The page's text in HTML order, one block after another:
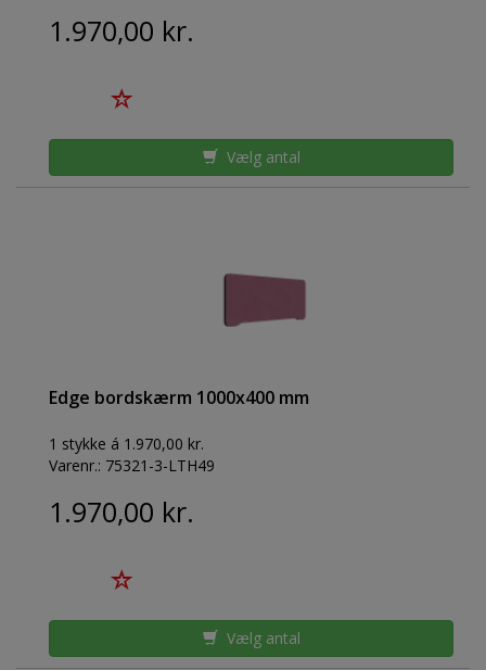
1.970,00 kr.
Vælg antal
Edge bordskærm 1000x400 mm
1 stykke á 1.970,00 kr.
Varenr.: 75321-3-LTH49
1.970,00 kr.
Vælg antal